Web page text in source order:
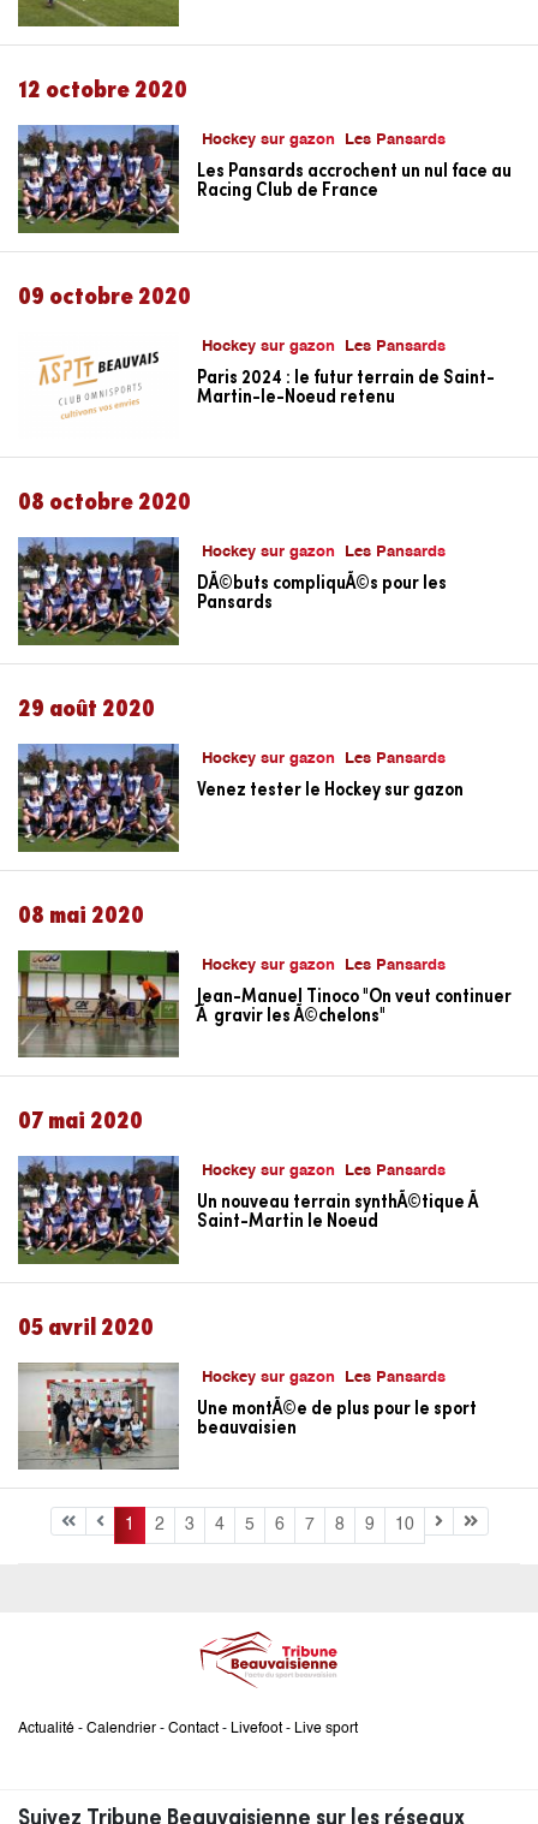
12 octobre 2020
Hockey sur gazon Les Pansards
Les Pansards accrochent un nul face au
Racing Club de France
09 octobre 2020
Hockey sur gazon Les Pansards
Paris 2024 : le futur terrain de Saint-
Martin-le-Noeud retenu
08 octobre 2020
Hockey sur gazon Les Pansards
DÃ©buts compliquÃ©s pour les
Pansards
29 août 2020
Hockey sur gazon Les Pansards
Venez tester le Hockey sur gazon
08 mai 2020
Hockey sur gazon Les Pansards
Jean-Manuel Tinoco "On veut continuer
Ã gravir les Ã©chelons"
07 mai 2020
Hockey sur gazon Les Pansards
Un nouveau terrain synthÃ©tique Ã
Saint-Martin le Noeud
05 avril 2020
Hockey sur gazon Les Pansards
Une montÃ©e de plus pour le sport
beauvaisien
1 2 3 4 5 6 7 8 9 10
Actualité - Calendrier - Contact - Livefoot - Live sport
Suivez Tribune Beauvaisienne sur les réseaux